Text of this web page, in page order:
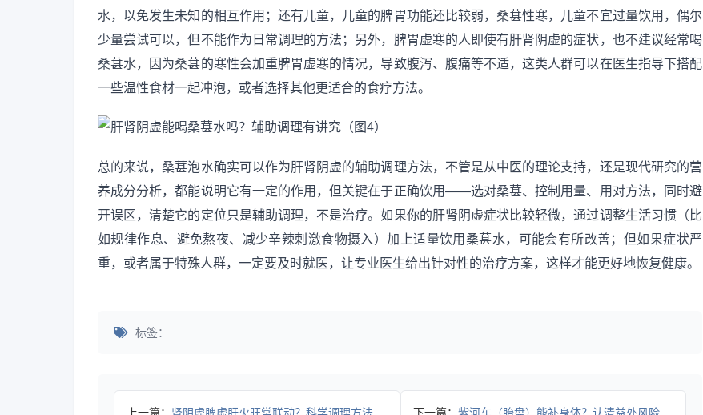
水，以免发生未知的相互作用；还有儿童，儿童的脾胃功能还比较弱，桑葚性寒，儿童不宜过量饮用，偶尔
少量尝试可以，但不能作为日常调理的方法；另外，脾胃虚寒的人即使有肝肾阴虚的症状，也不建议经常喝
桑葚水，因为桑葚的寒性会加重脾胃虚寒的情况，导致腹泻、腹痛等不适，这类人群可以在医生指导下搭配
一些温性食材一起冲泡，或者选择其他更适合的食疗方法。
总的来说，桑葚泡水确实可以作为肝肾阴虚的辅助调理方法，不管是从中医的理论支持，还是现代研究的营
养成分分析，都能说明它有一定的作用，但关键在于正确饮用——选对桑葚、控制用量、用对方法，同时避
开误区，清楚它的定位只是辅助调理，不是治疗。如果你的肝肾阴虚症状比较轻微，通过调整生活习惯（比
如规律作息、避免熬夜、减少辛辣刺激食物摄入）加上适量饮用桑葚水，可能会有所改善；但如果症状严
重，或者属于特殊人群，一定要及时就医，让专业医生给出针对性的治疗方案，这样才能更好地恢复健康。
标签：